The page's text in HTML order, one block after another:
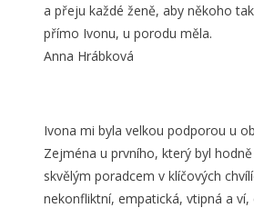
a přeju každé ženě, aby někoho
přímo Ivonu, u porodu měla.
Anna Hrábková
Ivona mi byla velkou podporou u
Zejména u prvního, který byl
skvělým poradcem v klíčových
nekonfliktní, empatická, vtipná a ví,